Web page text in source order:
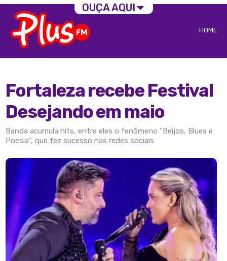
HOME
Fortaleza recebe Festival
Desejando em maio
Banda acumula hits, entre eles o fenômeno “Beijos, Blues e
Poesia”, que fez sucesso nas redes sociais
OUÇA AQUI